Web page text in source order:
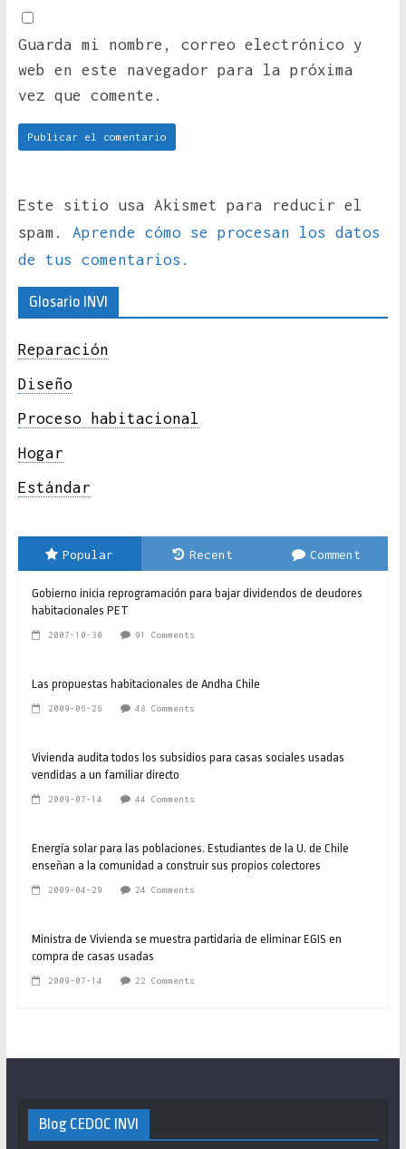
Guarda mi nombre, correo electrónico y
web en este navegador para la próxima
vez que comente.
Este sitio usa Akismet para reducir el
spam. Aprende cómo se procesan los datos
de tus comentarios.
Glosario INVI
Reparación
Diseño
Proceso habitacional
Hogar
Estándar
Popular Recent Comment
Gobierno inicia reprogramación para bajar dividendos de deudores
habitacionales PET
2007-10-30 91 Comments
Las propuestas habitacionales de Andha Chile
2009-06-26 48 Comments
Vivienda audita todos los subsidios para casas sociales usadas
vendidas a un familiar directo
2009-07-14 44 Comments
Energía solar para las poblaciones. Estudiantes de la U. de Chile
enseñan a la comunidad a construir sus propios colectores
2009-04-29 24 Comments
Ministra de Vivienda se muestra partidaria de eliminar EGIS en
compra de casas usadas
2009-07-14 22 Comments
Blog CEDOC INVI